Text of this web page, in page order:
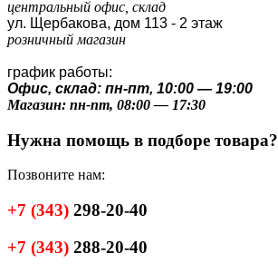
центральный офис, склад
ул. Щербакова, дом 113 - 2 этаж
розничный магазин
график работы:
Офис, склад: пн-пт, 10:00 — 19:00
Магазин: пн-пт, 08:00 — 17:30
Нужна помощь в подборе товара?
Позвоните нам:
+7 (343) 298-20-40
+7 (343) 288-20-40